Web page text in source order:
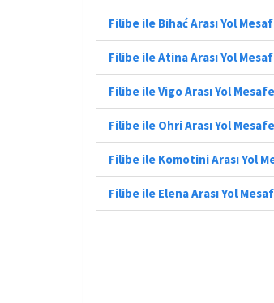
Filibe ile Bihać Arası Yol
Filibe ile Atina Arası Yol
Filibe ile Vigo Arası Yol
Filibe ile Ohri Arası Yol
Filibe ile Komotini Arası Yol
Filibe ile Elena Arası Yol